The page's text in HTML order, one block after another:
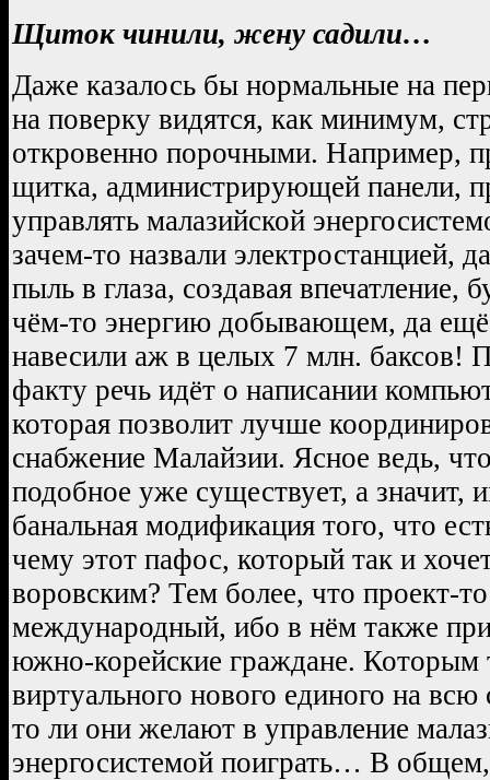
Щиток чинили, жену садили…
Даже казалось бы нормальные на
на поверку видятся, как минимум,
откровенно порочными. Например,
щитка, администрирующей панели,
управлять малазийской
зачем-то назвали электростанцией,
пыль в глаза, создавая впечатление,
чём-то энергию добывающем, да ещё
навесили аж в целых 7 млн. баксов!
факту речь идёт о написании
которая позволит лучше
снабжение Малайзии. Ясное ведь,
подобное уже существует, а значит,
банальная модификация того, что
чему этот пафос, который так и
воровским? Тем более, что проект-
международный, ибо в нём также
южно-корейские граждане. Которым
виртуального нового единого на всю
то ли они желают в управление
энергосистемой поиграть… В